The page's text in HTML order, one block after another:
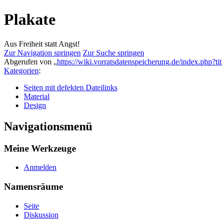
Plakate
Aus Freiheit statt Angst!
Zur Navigation springen Zur Suche springen
Abgerufen von „https://wiki.vorratsdatenspeicherung.de/
Kategorien:
Seiten mit defekten Dateilinks
Material
Design
Navigationsmenü
Meine Werkzeuge
Anmelden
Namensräume
Seite
Diskussion